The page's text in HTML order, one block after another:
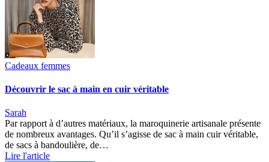
Cadeaux femmes
Découvrir le sac à main en cuir véritable
Sarah
Par rapport à d’autres matériaux, la maroquinerie artisanale présente
de nombreux avantages. Qu’il s’agisse de sac à main cuir véritable,
de sacs à bandoulière, de…
Lire l'article